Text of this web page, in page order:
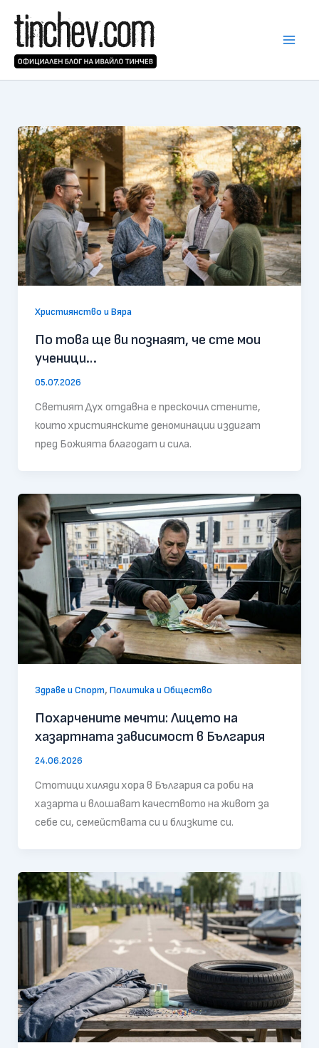
content
Християнство и Вяра
По това ще ви познаят, че сте мои
ученици…
05.07.2026
Светият Дух отдавна е прескочил стените,
които християнските деноминации издигат
пред Божията благодат и сила.
Здраве и Спорт, Политика и Общество
Похарчените мечти: Лицето на
хазартната зависимост в България
24.06.2026
Стотици хиляди хора в България са роби на
хазарта и влошават качеството на живот за
себе си, семействата си и близките си.